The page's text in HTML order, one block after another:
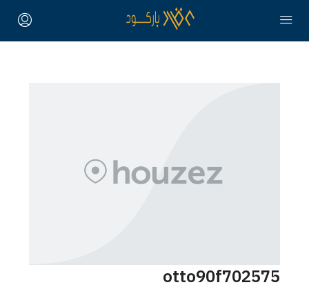
otto90f702575